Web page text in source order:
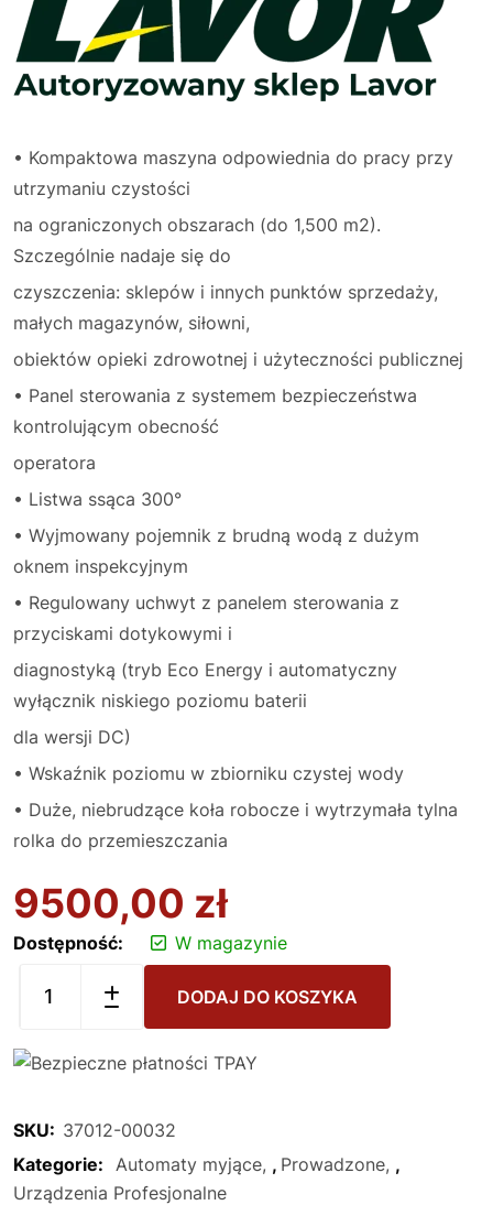
• Kompaktowa maszyna odpowiednia do pracy przy
utrzymaniu czystości
na ograniczonych obszarach (do 1,500 m2).
Szczególnie nadaje się do
czyszczenia: sklepów i innych punktów sprzedaży,
małych magazynów, siłowni,
obiektów opieki zdrowotnej i użyteczności publicznej
• Panel sterowania z systemem bezpieczeństwa
kontrolującym obecność
operatora
• Listwa ssąca 300°
• Wyjmowany pojemnik z brudną wodą z dużym
oknem inspekcyjnym
• Regulowany uchwyt z panelem sterowania z
przyciskami dotykowymi i
diagnostyką (tryb Eco Energy i automatyczny
wyłącznik niskiego poziomu baterii
dla wersji DC)
• Wskaźnik poziomu w zbiorniku czystej wody
• Duże, niebrudzące koła robocze i wytrzymała tylna
rolka do przemieszczania
9500,00 zł
Dostępność: W magazynie
DODAJ DO KOSZYKA
SKU: 37012-00032
Kategorie:
Automaty myjące , Prowadzone ,
Urządzenia Profesjonalne